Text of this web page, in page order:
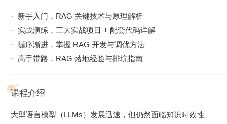
新手入门，RAG 关键技术与原理解析
实战演练，三大实战项目 + 配套代码详解
循序渐进，掌握 RAG 开发与调优方法
高手带路，RAG 落地经验与排坑指南
课程介绍
大型语言模型（LLMs）发展迅速，但仍然面临知识时效性、